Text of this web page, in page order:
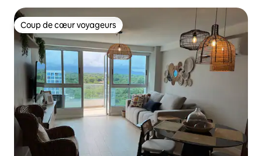
Coup de cœur voyageurs
Coup de cœur voyageurs